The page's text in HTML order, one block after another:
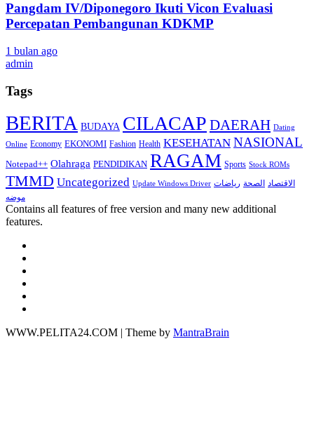
Pangdam IV/Diponegoro Ikuti Vicon Evaluasi
Percepatan Pembangunan KDKMP
1 bulan ago
admin
Tags
BERITA BUDAYA CILACAP DAERAH Dating
Online Economy EKONOMI Fashion Health KESEHATAN NASIONAL
Notepad++ Olahraga PENDIDIKAN RAGAM Sports Stock ROMs
TMMD Uncategorized Update Windows Driver الاقتصاد الصحة رياضات
موضه
Contains all features of free version and many new additional
features.
WWW.PELITA24.COM | Theme by MantraBrain